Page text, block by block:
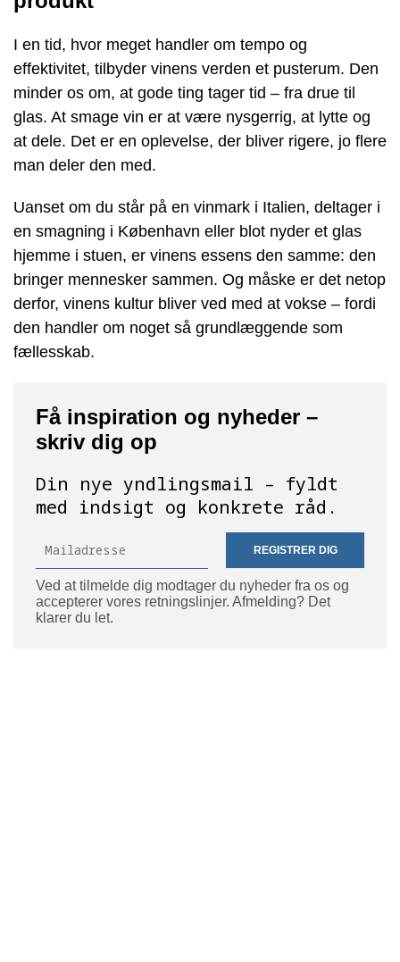
I en tid, hvor meget handler om tempo og
effektivitet, tilbyder vinens verden et pusterum. Den
minder os om, at gode ting tager tid – fra drue til
glas. At smage vin er at være nysgerrig, at lytte og
at dele. Det er en oplevelse, der bliver rigere, jo flere
man deler den med.
Uanset om du står på en vinmark i Italien, deltager i
en smagning i København eller blot nyder et glas
hjemme i stuen, er vinens essens den samme: den
bringer mennesker sammen. Og måske er det netop
derfor, vinens kultur bliver ved med at vokse – fordi
den handler om noget så grundlæggende som
fællesskab.
Få inspiration og nyheder –
skriv dig op
Din nye yndlingsmail – fyldt
med indsigt og konkrete råd.
REGISTRER DIG
Ved at tilmelde dig modtager du nyheder fra os og
accepterer vores retningslinjer. Afmelding? Det
klarer du let.